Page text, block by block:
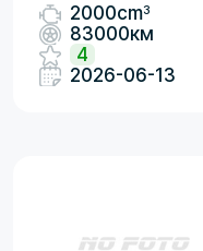
2000cm3
83000км
4
2026-06-13